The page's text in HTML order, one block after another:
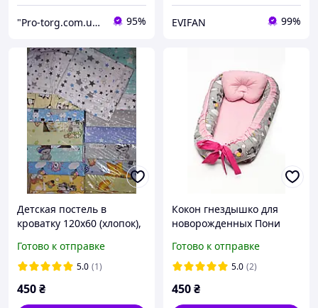
"Pro-torg.com.ua" - интернет-магазин детских товаров и игрушек 95% EVIFAN 99%
Детская постель в
кроватку 120х60 (хлопок),
предмета
Готово к отправке
5.0 (1)
450₴
Кокон гнездышко для
новорожденных Пони
Готово к отправке
5.0 (2)
450₴